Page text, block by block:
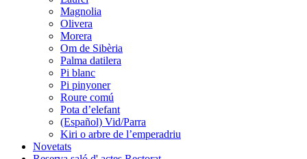
Magnolia
Olivera
Morera
Om de Sibèria
Palma datilera
Pi blanc
Pi pinyoner
Roure comú
Pota d’elefant
(Español) Vid/Parra
Kiri o arbre de l’emperadriu
Novetats